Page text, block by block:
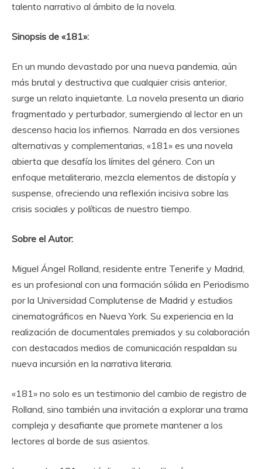
talento narrativo al ámbito de la novela.
Sinopsis de «181»:
En un mundo devastado por una nueva pandemia, aún
más brutal y destructiva que cualquier crisis anterior,
surge un relato inquietante. La novela presenta un diario
fragmentado y perturbador, sumergiendo al lector en un
descenso hacia los infiernos. Narrada en dos versiones
alternativas y complementarias, «181» es una novela
abierta que desafía los límites del género. Con un
enfoque metaliterario, mezcla elementos de distopía y
suspense, ofreciendo una reflexión incisiva sobre las
crisis sociales y políticas de nuestro tiempo.
Sobre el Autor:
Miguel Ángel Rolland, residente entre Tenerife y Madrid,
es un profesional con una formación sólida en Periodismo
por la Universidad Complutense de Madrid y estudios
cinematográficos en Nueva York. Su experiencia en la
realización de documentales premiados y su colaboración
con destacados medios de comunicación respaldan su
nueva incursión en la narrativa literaria.
«181» no solo es un testimonio del cambio de registro de
Rolland, sino también una invitación a explorar una trama
compleja y desafiante que promete mantener a los
lectores al borde de sus asientos.